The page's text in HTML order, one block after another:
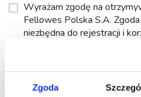
Zgoda
Wyrażam zgodę na
Fellowes Polska S.A.
niezbędna do rejestracji i
centrumpomyslow.pl. Mam
każdym czasie (dane
zgody). Mam prawo
usunięcia lub ograniczenia